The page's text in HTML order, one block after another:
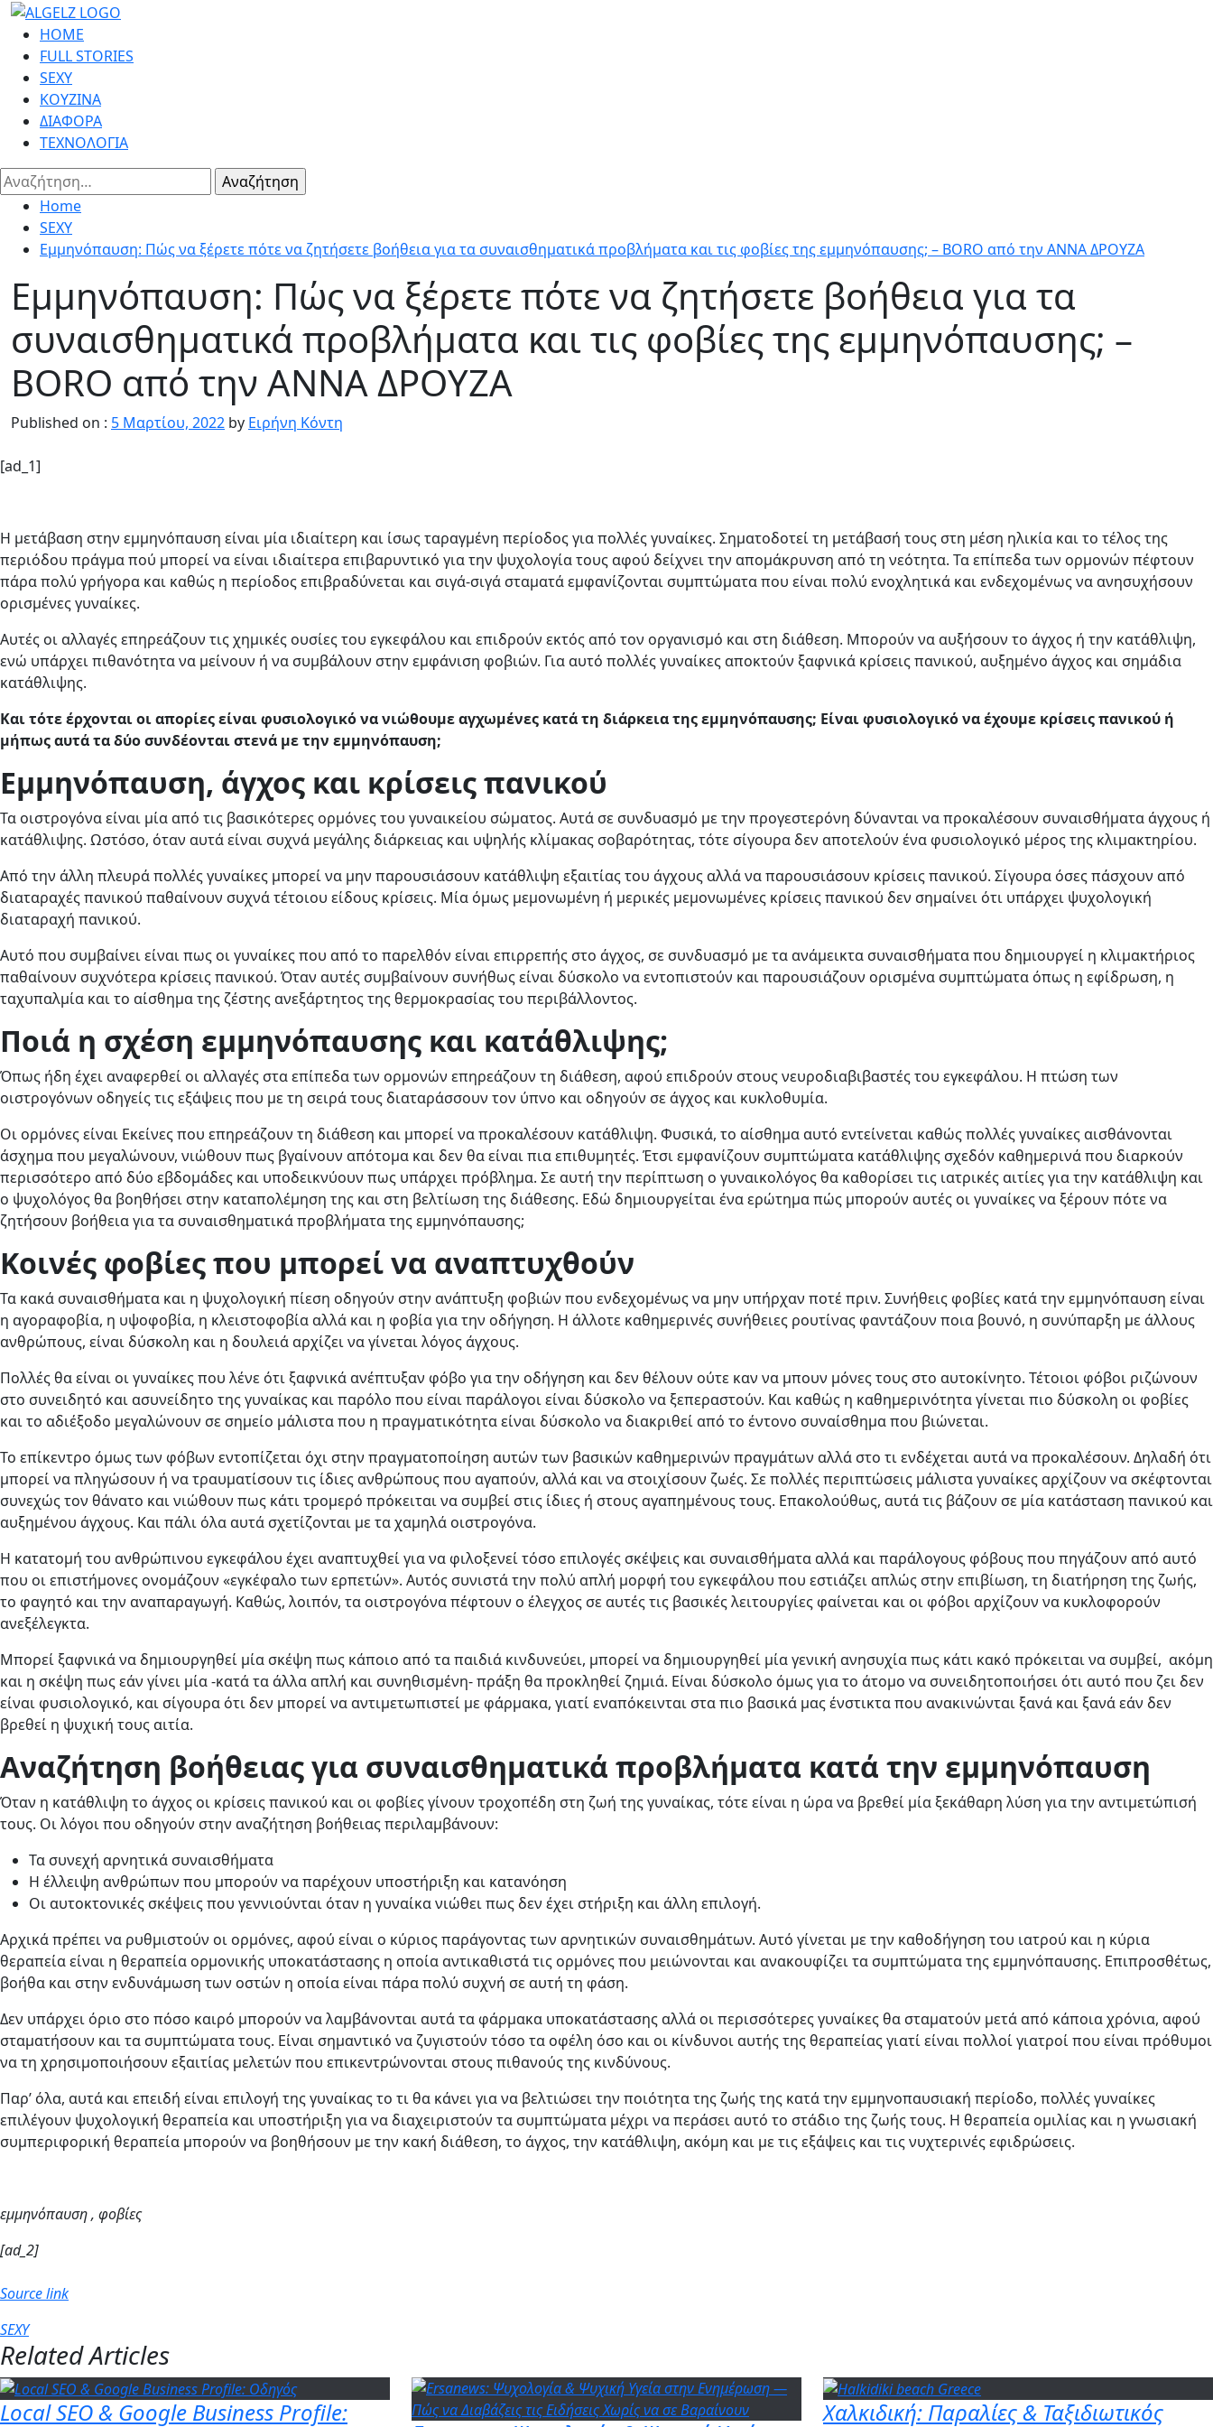
Skip
content
Primary
Menu
HOME
FULL STORIES
SEXY
ΚΟΥΖΙΝΑ
ΔΙΑΦΟΡΑ
ΤΕΧΝΟΛΟΓΙΑ
Αναζήτηση
για:
Home
SEXY
Εμμηνόπαυση: Πώς να ξέρετε πότε να ζητήσετε βοήθεια για τα συναισθηματικά προβλήματα και τις φοβίες της εμμηνόπαυσης; – BORO από την ΑΝΝΑ ΔΡΟΥΖΑ
Εμμηνόπαυση: Πώς να ξέρετε πότε να ζητήσετε βοήθεια για τα
συναισθηματικά προβλήματα και τις φοβίες της εμμηνόπαυσης; –
BORO από την ΑΝΝΑ ΔΡΟΥΖΑ
Published on : 5 Μαρτίου, 2022 by Ειρήνη Κόντη
[ad_1]
Η μετάβαση στην εμμηνόπαυση είναι μία ιδιαίτερη και ίσως ταραγμένη περίοδος για πολλές γυναίκες. Σηματοδοτεί τη μετάβασή τους στη μέση ηλικία και το τέλος της
περιόδου πράγμα πού μπορεί να είναι ιδιαίτερα επιβαρυντικό για την ψυχολογία τους αφού δείχνει την απομάκρυνση από τη νεότητα. Τα επίπεδα των ορμονών πέφτουν
πάρα πολύ γρήγορα και καθώς η περίοδος επιβραδύνεται και σιγά-σιγά σταματά εμφανίζονται συμπτώματα που είναι πολύ ενοχλητικά και ενδεχομένως να ανησυχήσουν
ορισμένες γυναίκες.
Αυτές οι αλλαγές επηρεάζουν τις χημικές ουσίες του εγκεφάλου και επιδρούν εκτός από τον οργανισμό και στη διάθεση. Μπορούν να αυξήσουν το άγχος ή την κατάθλιψη,
ενώ υπάρχει πιθανότητα να μείνουν ή να συμβάλουν στην εμφάνιση φοβιών. Για αυτό πολλές γυναίκες αποκτούν ξαφνικά κρίσεις πανικού, αυξημένο άγχος και σημάδια
κατάθλιψης.
Και τότε έρχονται οι απορίες είναι φυσιολογικό να νιώθουμε αγχωμένες κατά τη διάρκεια της εμμηνόπαυσης; Είναι φυσιολογικό να έχουμε κρίσεις πανικού ή
μήπως αυτά τα δύο συνδέονται στενά με την εμμηνόπαυση;
Εμμηνόπαυση, άγχος και κρίσεις πανικού
Τα οιστρογόνα είναι μία από τις βασικότερες ορμόνες του γυναικείου σώματος. Αυτά σε συνδυασμό με την προγεστερόνη δύνανται να προκαλέσουν συναισθήματα άγχους ή
κατάθλιψης. Ωστόσο, όταν αυτά είναι συχνά μεγάλης διάρκειας και υψηλής κλίμακας σοβαρότητας, τότε σίγουρα δεν αποτελούν ένα φυσιολογικό μέρος της κλιμακτηρίου.
Από την άλλη πλευρά πολλές γυναίκες μπορεί να μην παρουσιάσουν κατάθλιψη εξαιτίας του άγχους αλλά να παρουσιάσουν κρίσεις πανικού. Σίγουρα όσες πάσχουν από
διαταραχές πανικού παθαίνουν συχνά τέτοιου είδους κρίσεις. Μία όμως μεμονωμένη ή μερικές μεμονωμένες κρίσεις πανικού δεν σημαίνει ότι υπάρχει ψυχολογική
διαταραχή πανικού.
Αυτό που συμβαίνει είναι πως οι γυναίκες που από το παρελθόν είναι επιρρεπής στο άγχος, σε συνδυασμό με τα ανάμεικτα συναισθήματα που δημιουργεί η κλιμακτήριος
παθαίνουν συχνότερα κρίσεις πανικού. Όταν αυτές συμβαίνουν συνήθως είναι δύσκολο να εντοπιστούν και παρουσιάζουν ορισμένα συμπτώματα όπως η εφίδρωση, η
ταχυπαλμία και το αίσθημα της ζέστης ανεξάρτητος της θερμοκρασίας του περιβάλλοντος.
Ποιά η σχέση εμμηνόπαυσης και κατάθλιψης;
Όπως ήδη έχει αναφερθεί οι αλλαγές στα επίπεδα των ορμονών επηρεάζουν τη διάθεση, αφού επιδρούν στους νευροδιαβιβαστές του εγκεφάλου. Η πτώση των
οιστρογόνων οδηγείς τις εξάψεις που με τη σειρά τους διαταράσσουν τον ύπνο και οδηγούν σε άγχος και κυκλοθυμία.
Οι ορμόνες είναι Εκείνες που επηρεάζουν τη διάθεση και μπορεί να προκαλέσουν κατάθλιψη. Φυσικά, το αίσθημα αυτό εντείνεται καθώς πολλές γυναίκες αισθάνονται
άσχημα που μεγαλώνουν, νιώθουν πως βγαίνουν απότομα και δεν θα είναι πια επιθυμητές. Έτσι εμφανίζουν συμπτώματα κατάθλιψης σχεδόν καθημερινά που διαρκούν
περισσότερο από δύο εβδομάδες και υποδεικνύουν πως υπάρχει πρόβλημα. Σε αυτή την περίπτωση ο γυναικολόγος θα καθορίσει τις ιατρικές αιτίες για την κατάθλιψη και
ο ψυχολόγος θα βοηθήσει στην καταπολέμηση της και στη βελτίωση της διάθεσης. Εδώ δημιουργείται ένα ερώτημα πώς μπορούν αυτές οι γυναίκες να ξέρουν πότε να
ζητήσουν βοήθεια για τα συναισθηματικά προβλήματα της εμμηνόπαυσης;
Κοινές φοβίες που μπορεί να αναπτυχθούν
Τα κακά συναισθήματα και η ψυχολογική πίεση οδηγούν στην ανάπτυξη φοβιών που ενδεχομένως να μην υπήρχαν ποτέ πριν. Συνήθεις φοβίες κατά την εμμηνόπαυση είναι
η αγοραφοβία, η υψοφοβία, η κλειστοφοβία αλλά και η φοβία για την οδήγηση. Η άλλοτε καθημερινές συνήθειες ρουτίνας φαντάζουν ποια βουνό, η συνύπαρξη με άλλους
ανθρώπους, είναι δύσκολη και η δουλειά αρχίζει να γίνεται λόγος άγχους.
Πολλές θα είναι οι γυναίκες που λένε ότι ξαφνικά ανέπτυξαν φόβο για την οδήγηση και δεν θέλουν ούτε καν να μπουν μόνες τους στο αυτοκίνητο. Τέτοιοι φόβοι ριζώνουν
στο συνειδητό και ασυνείδητο της γυναίκας και παρόλο που είναι παράλογοι είναι δύσκολο να ξεπεραστούν. Και καθώς η καθημερινότητα γίνεται πιο δύσκολη οι φοβίες
και το αδιέξοδο μεγαλώνουν σε σημείο μάλιστα που η πραγματικότητα είναι δύσκολο να διακριθεί από το έντονο συναίσθημα που βιώνεται.
Το επίκεντρο όμως των φόβων εντοπίζεται όχι στην πραγματοποίηση αυτών των βασικών καθημερινών πραγμάτων αλλά στο τι ενδέχεται αυτά να προκαλέσουν. Δηλαδή ότι
μπορεί να πληγώσουν ή να τραυματίσουν τις ίδιες ανθρώπους που αγαπούν, αλλά και να στοιχίσουν ζωές. Σε πολλές περιπτώσεις μάλιστα γυναίκες αρχίζουν να σκέφτονται
συνεχώς τον θάνατο και νιώθουν πως κάτι τρομερό πρόκειται να συμβεί στις ίδιες ή στους αγαπημένους τους. Επακολούθως, αυτά τις βάζουν σε μία κατάσταση πανικού και
αυξημένου άγχους. Και πάλι όλα αυτά σχετίζονται με τα χαμηλά οιστρογόνα.
Η κατατομή του ανθρώπινου εγκεφάλου έχει αναπτυχθεί για να φιλοξενεί τόσο επιλογές σκέψεις και συναισθήματα αλλά και παράλογους φόβους που πηγάζουν από αυτό
που οι επιστήμονες ονομάζουν «εγκέφαλο των ερπετών». Αυτός συνιστά την πολύ απλή μορφή του εγκεφάλου που εστιάζει απλώς στην επιβίωση, τη διατήρηση της ζωής,
το φαγητό και την αναπαραγωγή. Καθώς, λοιπόν, τα οιστρογόνα πέφτουν ο έλεγχος σε αυτές τις βασικές λειτουργίες φαίνεται και οι φόβοι αρχίζουν να κυκλοφορούν
ανεξέλεγκτα.
Μπορεί ξαφνικά να δημιουργηθεί μία σκέψη πως κάποιο από τα παιδιά κινδυνεύει, μπορεί να δημιουργηθεί μία γενική ανησυχία πως κάτι κακό πρόκειται να συμβεί, ακόμη
και η σκέψη πως εάν γίνει μία -κατά τα άλλα απλή και συνηθισμένη- πράξη θα προκληθεί ζημιά. Είναι δύσκολο όμως για το άτομο να συνειδητοποιήσει ότι αυτό που ζει δεν
είναι φυσιολογικό, και σίγουρα ότι δεν μπορεί να αντιμετωπιστεί με φάρμακα, γιατί εναπόκεινται στα πιο βασικά μας ένστικτα που ανακινώνται ξανά και ξανά εάν δεν
βρεθεί η ψυχική τους αιτία.
Αναζήτηση βοήθειας για συναισθηματικά προβλήματα κατά την εμμηνόπαυση
Όταν η κατάθλιψη το άγχος οι κρίσεις πανικού και οι φοβίες γίνουν τροχοπέδη στη ζωή της γυναίκας, τότε είναι η ώρα να βρεθεί μία ξεκάθαρη λύση για την αντιμετώπισή
τους. Οι λόγοι που οδηγούν στην αναζήτηση βοήθειας περιλαμβάνουν:
Τα συνεχή αρνητικά συναισθήματα
Η έλλειψη ανθρώπων που μπορούν να παρέχουν υποστήριξη και κατανόηση
Οι αυτοκτονικές σκέψεις που γεννιούνται όταν η γυναίκα νιώθει πως δεν έχει στήριξη και άλλη επιλογή.
Αρχικά πρέπει να ρυθμιστούν οι ορμόνες, αφού είναι ο κύριος παράγοντας των αρνητικών συναισθημάτων. Αυτό γίνεται με την καθοδήγηση του ιατρού και η κύρια
θεραπεία είναι η θεραπεία ορμονικής υποκατάστασης η οποία αντικαθιστά τις ορμόνες που μειώνονται και ανακουφίζει τα συμπτώματα της εμμηνόπαυσης. Επιπροσθέτως,
βοήθα και στην ενδυνάμωση των οστών η οποία είναι πάρα πολύ συχνή σε αυτή τη φάση.
Δεν υπάρχει όριο στο πόσο καιρό μπορούν να λαμβάνονται αυτά τα φάρμακα υποκατάστασης αλλά οι περισσότερες γυναίκες θα σταματούν μετά από κάποια χρόνια, αφού
σταματήσουν και τα συμπτώματα τους. Είναι σημαντικό να ζυγιστούν τόσο τα οφέλη όσο και οι κίνδυνοι αυτής της θεραπείας γιατί είναι πολλοί γιατροί που είναι πρόθυμοι
να τη χρησιμοποιήσουν εξαιτίας μελετών που επικεντρώνονται στους πιθανούς της κινδύνους.
Παρ’ όλα, αυτά και επειδή είναι επιλογή της γυναίκας το τι θα κάνει για να βελτιώσει την ποιότητα της ζωής της κατά την εμμηνοπαυσιακή περίοδο, πολλές γυναίκες
επιλέγουν ψυχολογική θεραπεία και υποστήριξη για να διαχειριστούν τα συμπτώματα μέχρι να περάσει αυτό το στάδιο της ζωής τους. Η θεραπεία ομιλίας και η γνωσιακή
συμπεριφορική θεραπεία μπορούν να βοηθήσουν με την κακή διάθεση, το άγχος, την κατάθλιψη, ακόμη και με τις εξάψεις και τις νυχτερινές εφιδρώσεις.
εμμηνόπαυση , φοβίες
[ad_2]
Source link
SEXY
Related Articles
Local SEO & Google Business Profile:
Χαλκιδική: Παραλίες & Ταξιδιωτικός